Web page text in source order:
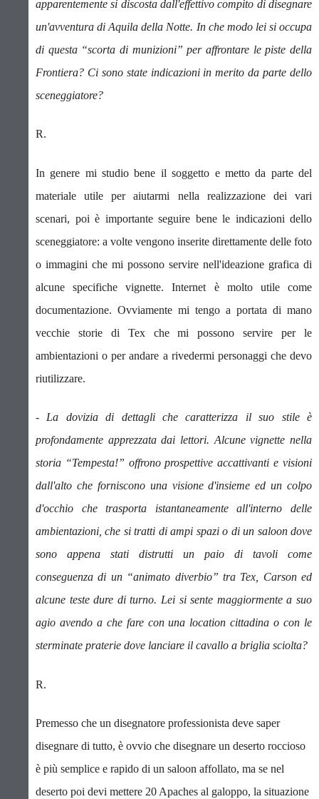
apparentemente si discosta dall'effettivo compito di disegnare
un'avventura di Aquila della Notte. In che modo lei si occupa
di questa “scorta di munizioni” per affrontare le piste della
Frontiera? Ci sono state indicazioni in merito da parte dello
sceneggiatore?
R.
In genere mi studio bene il soggetto e metto da parte del
materiale utile per aiutarmi nella realizzazione dei vari
scenari, poi è importante seguire bene le indicazioni dello
sceneggiatore: a volte vengono inserite direttamente delle foto
o immagini che mi possono servire nell'ideazione grafica di
alcune specifiche vignette. Internet è molto utile come
documentazione. Ovviamente mi tengo a portata di mano
vecchie storie di Tex che mi possono servire per le
ambientazioni o per andare a rivedermi personaggi che devo
riutilizzare.
- La dovizia di dettagli che caratterizza il suo stile è
profondamente apprezzata dai lettori. Alcune vignette nella
storia “Tempesta!” offrono prospettive accattivanti e visioni
dall'alto che forniscono una visione d'insieme ed un colpo
d'occhio che trasporta istantaneamente all'interno delle
ambientazioni, che si tratti di ampi spazi o di un saloon dove
sono appena stati distrutti un paio di tavoli come
conseguenza di un “animato diverbio” tra Tex, Carson ed
alcune teste dure di turno. Lei si sente maggiormente a suo
agio avendo a che fare con una location cittadina o con le
sterminate praterie dove lanciare il cavallo a briglia sciolta?
R.
Premesso che un disegnatore professionista deve saper
disegnare di tutto, è ovvio che disegnare un deserto roccioso
è più semplice e rapido di un saloon affollato, ma se nel
deserto poi devi mettere 20 Apaches al galoppo, la situazione